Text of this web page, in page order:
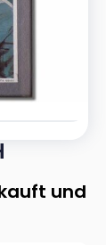
und